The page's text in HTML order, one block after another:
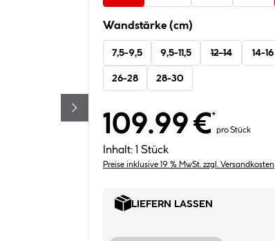
Wandstärke (cm)
7,5-9,5 9,5-11,5 12-14 14-16
26-28 28-30
109.99 €*
pro Stück
Inhalt: 1 Stück
Preise inklusive 19 % MwSt. zzgl. Versandkosten
LIEFERN LASSEN